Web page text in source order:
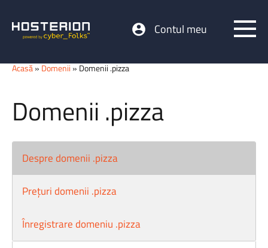
Contul meu
Acasă» Domenii » Domenii .pizza
Domenii .pizza
Despre domenii .pizza
Prețuri domenii .pizza
Înregistrare domeniu .pizza